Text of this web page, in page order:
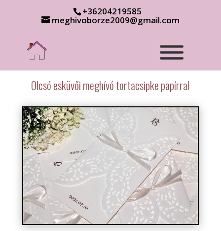
+36204219585
meghivoborze2009@gmail.com
Olcsó esküvői meghívó tortacsipke papírral